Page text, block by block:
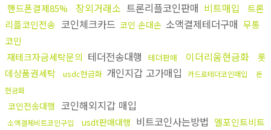
핸드폰결제85% 장외거래소 트론리플코인판매 비트매입
트론
리플코인전송 코인체크카드 코인 손대손 소액결제테더구매 무통
코인
재테크자금세탁문의 테더전송대행 테더판매 이더리움현금화
롯
데상품권세탁
usdc현금화 개인지갑 고가매입 카드로테더코인매입
돈
현금화
코인전송대행 코인해외지갑 매입
소액결제비트코인구입 usdt판매대행 비트코인사는방법 엘포인트비트